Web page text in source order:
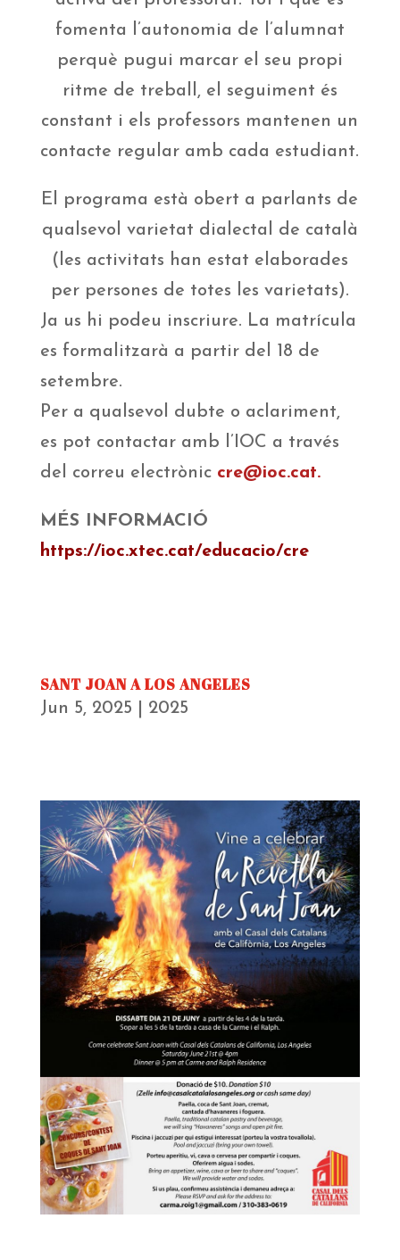
fomenta l’autonomia de l’alumnat
perquè pugui marcar el seu propi
ritme de treball, el seguiment és
constant i els professors mantenen un
contacte regular amb cada estudiant.
El programa està obert a parlants de
qualsevol varietat dialectal de català
(les activitats han estat elaborades
per persones de totes les varietats).
Ja us hi podeu inscriure. La matrícula
es formalitzarà a partir del 18 de
setembre.
Per a qualsevol dubte o aclariment,
es pot contactar amb l’IOC a través
del correu electrònic cre@ioc.cat.
MÉS INFORMACIÓ
https://ioc.xtec.cat/educacio/cre
SANT JOAN A LOS ANGELES
Jun 5, 2025 2025